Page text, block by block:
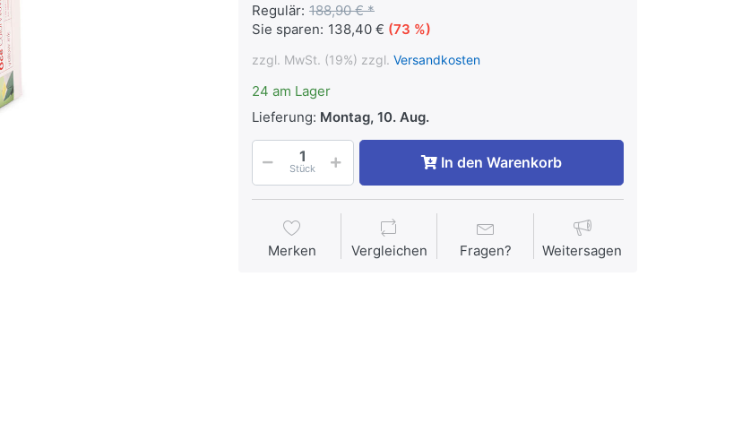
Regulär: 188,90 € *
Sie sparen: 138,40 € (73 %)
zzgl. MwSt. (19%) zzgl. Versandkosten
24 am Lager
Lieferung: Montag, 10. Aug.
Stück In den Warenkorb
Merken Vergleichen Fragen? Weitersagen